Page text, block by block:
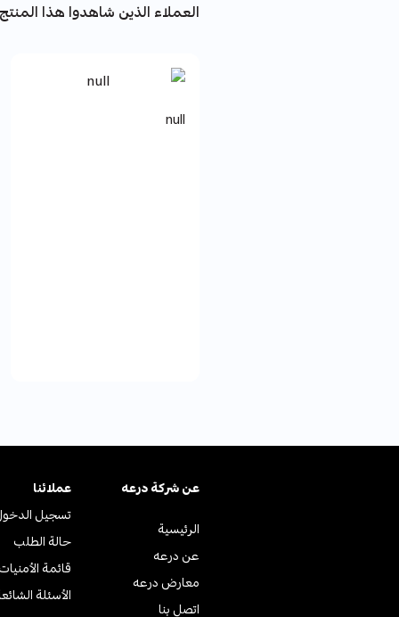
العملاء الذين شاهدوا هذا
null
الرئيسية
عن درعه
معارض درعه
اتصل بنا
عن ﺷﺮﻛﺔ درﻋﻪ
تسجيل
حالة الطلب
قائمة الأمنيات
الأسئلة
عملائنا